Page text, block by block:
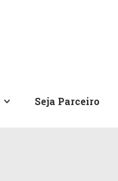
Seja Parceiro